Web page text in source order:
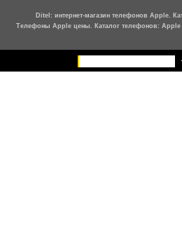
Ditel: интернет-магазин телефонов Apple.
Телефоны Apple цены. Каталог телефонов: